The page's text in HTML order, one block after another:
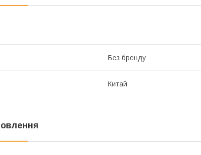
Без бренду
Китай